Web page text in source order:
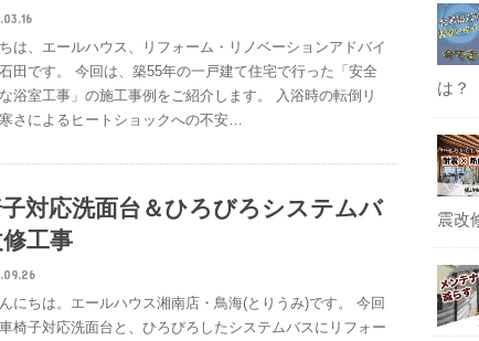
は、エールハウス、リフォーム・リノベーションアドバイ
田です。 今回は、築55年の一戸建て住宅で行った「安全
浴室工事」の施工事例をご紹介します。 入浴時の転倒リ
さによるヒートショックへの不安…
対応洗面台＆ひろびろシステムバ
工事
にちは。エールハウス湘南店・鳥海(とりうみ)です。 今回
椅子対応洗面台と、ひろびろしたシステムバスにリフォー
は？
震改